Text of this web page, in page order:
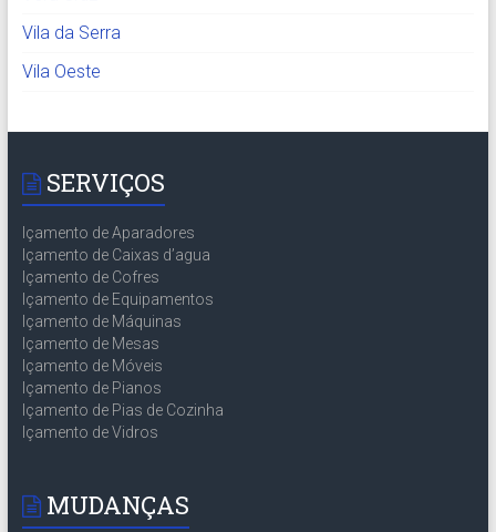
Vila da Serra
Vila Oeste
SERVIÇOS
Içamento de Aparadores
Içamento de Caixas d’agua
Içamento de Cofres
Içamento de Equipamentos
Içamento de Máquinas
Içamento de Mesas
Içamento de Móveis
Içamento de Pianos
Içamento de Pias de Cozinha
Içamento de Vidros
MUDANÇAS